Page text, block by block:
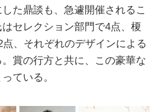
た鼎談も、急遽開催されるこ
セレクション部門で4点、榎
、それぞれのデザインによる
賞の行方と共に、この豪華な
ている。